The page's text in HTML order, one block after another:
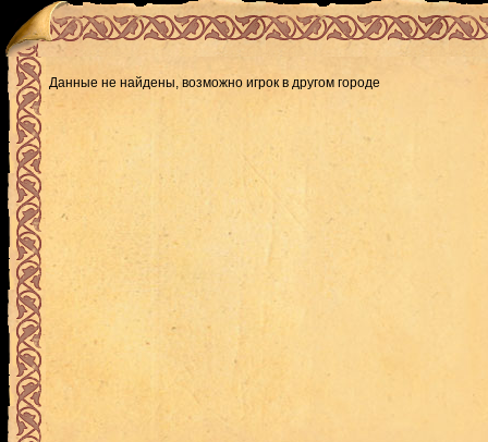
Данные не найдены, возможно игрок в другом городе